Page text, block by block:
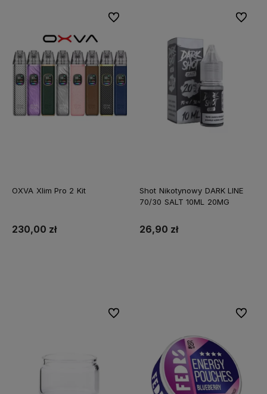
OXVA Xlim Pro 2 Kit
230,00 zł
Do ulubionych
Shot Nikotynowy DARK LINE
70/30 SALT 10ML 20MG
26,90 zł
Do
Do ulubionych Do